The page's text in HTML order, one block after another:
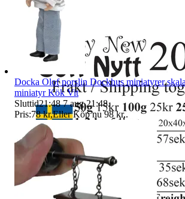
Docka Olof porslin Dockhus miniatyrer
miniatyr Kök Vit
Sluttid21:48 7 aug 21:48.
Pris:78 kr,Eller Köp nu 98 kr,.